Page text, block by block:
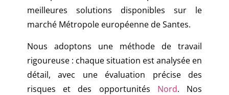
meilleures solutions disponibles sur le
marché Métropole européenne de Santes.
Nous adoptons une méthode de travail
rigoureuse : chaque situation est analysée en
détail, avec une évaluation précise des
risques et des opportunités Nord. Nos